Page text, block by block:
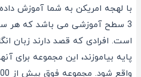
با لهجه امریکن به شما آموزش
است. افرادی که قصد دارند زبان
پایه بیاموزند، این مجموعه برای